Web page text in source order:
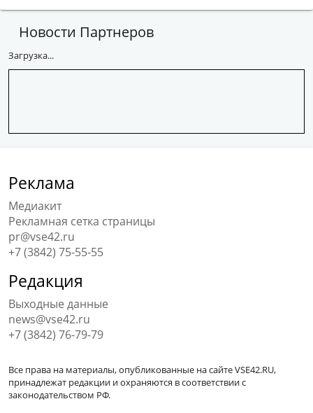
Новости Партнеров
Загрузка...
Реклама
Медиакит
Рекламная сетка страницы
pr@vse42.ru
+7 (3842) 75-55-55
Редакция
Выходные данные
news@vse42.ru
+7 (3842) 76-79-79
Все права на материалы, опубликованные на сайте VSE42.RU,
принадлежат редакции и охраняются в соответствии с
законодательством РФ.